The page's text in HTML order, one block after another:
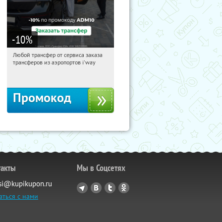
-10%
14:43:13
Получи первым!
Любой трансфер от сервиса заказа
трансферов из аэропортов i'way
Промокод
с нами
Мы в Соцсетях